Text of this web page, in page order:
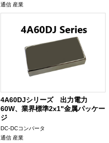
通信 産業
4A60DJシリーズ 出力電力
60W、業界標準2x1"金属パッケー
ジ
DC-DCコンバータ
通信 産業